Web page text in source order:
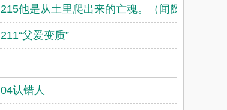
215他是从土里爬出来的亡魂。（闻阙身世章，
211“父爱变质”
04认错人